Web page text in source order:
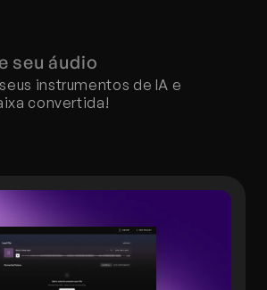
seu áudio
instrumentos de IA e
convertida!